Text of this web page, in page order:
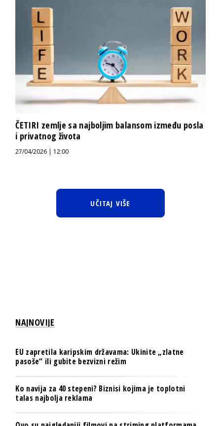
ČETIRI zemlje sa najboljim balansom između posla
i privatnog života
27/04/2026 | 12:00
UČITAJ VIŠE
NAJNOVIJE
EU zapretila karipskim državama: Ukinite „zlatne
pasoše“ ili gubite bezvizni režim
Ko navija za 40 stepeni? Biznisi kojima je toplotni
talas najbolja reklama